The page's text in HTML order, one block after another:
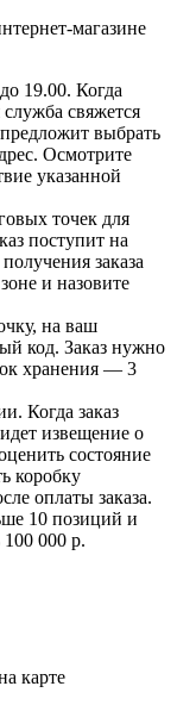
магазине
19.00. Когда
служба свяжется
выбрать
Осмотрите
указанной
точек для
поступит на
заказа
и назовите
на ваш
код. Заказ нужно
хранения — 3
Когда заказ
извещение о
состояние
коробку
оплаты заказа.
10 позиций и
000 р.
карте